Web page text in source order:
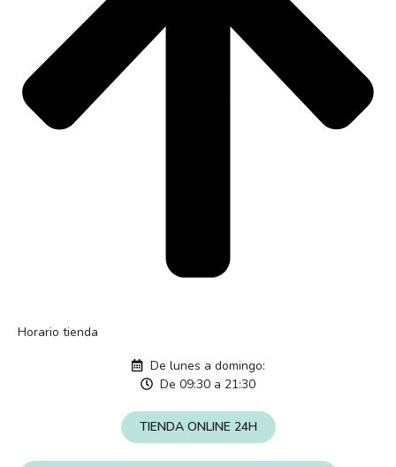
Horario tienda
De lunes a domingo:
De 09:30 a 21:30
TIENDA ONLINE 24H